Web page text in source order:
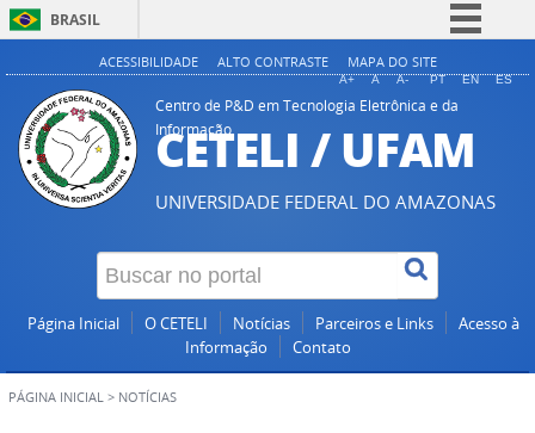
BRASIL
Simplifique!
Comunica BR
Participe
Acesso à informação
Legislação
Canais
ACESSIBILIDADE ALTO CONTRASTE MAPA DO SITE
A+ A A- PT EN ES
Centro de P&D em Tecnologia Eletrônica e da
Informação
CETELI / UFAM
UNIVERSIDADE FEDERAL DO AMAZONAS
Página Inicial O CETELI Notícias Parceiros e Links
Acesso à
Informação
Contato
PÁGINA INICIAL > NOTÍCIAS